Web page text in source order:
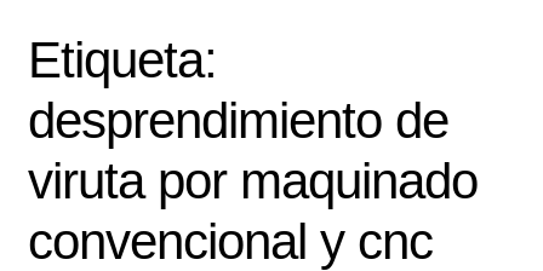
Nosotros
Etiqueta:
desprendimiento de
viruta por maquinado
convencional y cnc